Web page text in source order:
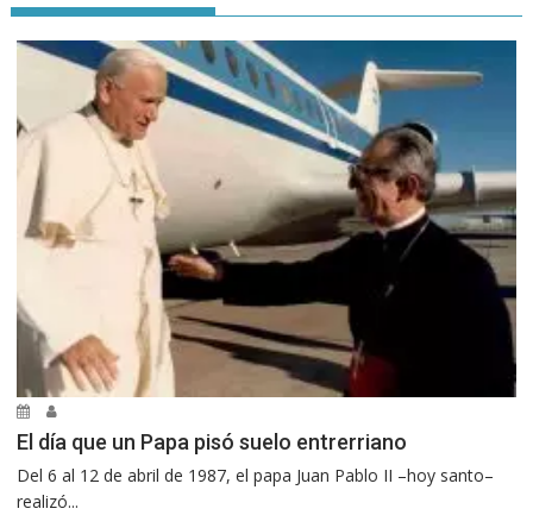
El día que un Papa pisó suelo entrerriano
Del 6 al 12 de abril de 1987, el papa Juan Pablo II –hoy santo–
realizó...